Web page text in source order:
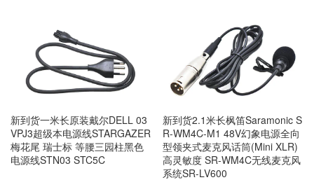
新到货一米长原装戴尔DELL 03
VPJ3超级本电源线STARGAZER
梅花尾 瑞士标 等腰三园柱黑色
电源线STN03 STC5C
新到货2.1米长枫笛Saramonic S
R-WM4C-M1 48V幻象电源全向
型领夹式麦克风话筒(Mini XLR)
高灵敏度 SR-WM4C无线麦克风
系统SR-LV600